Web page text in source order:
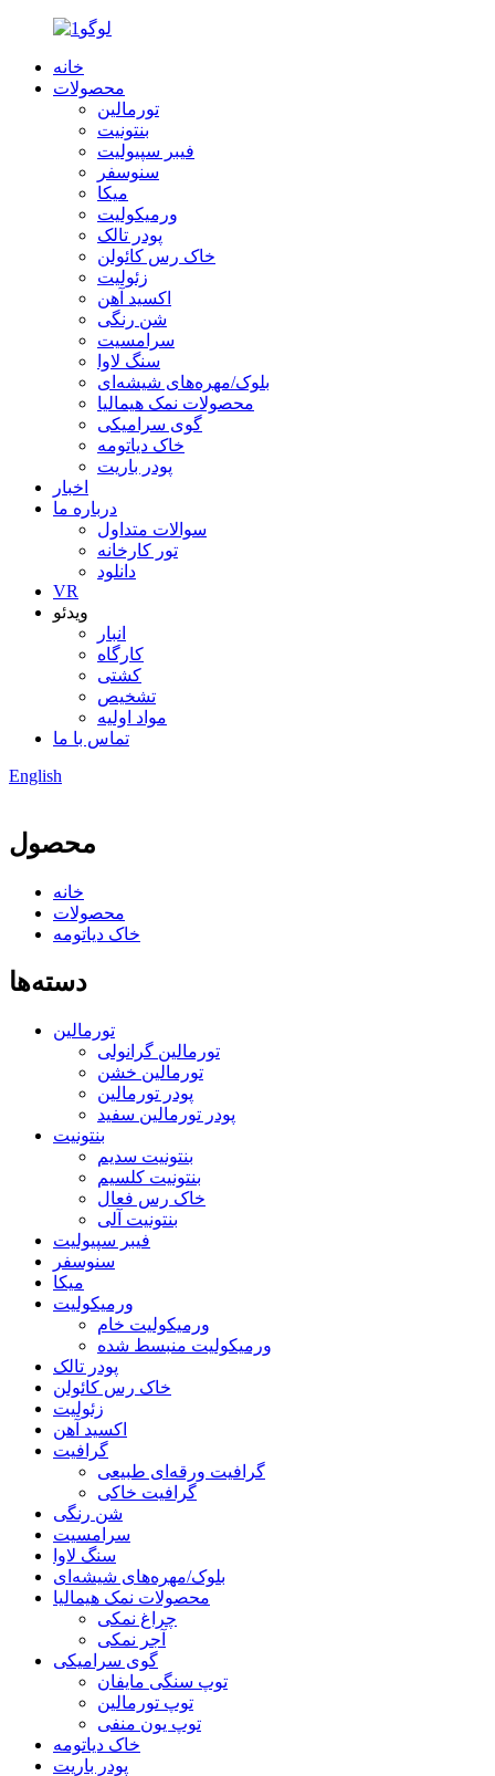
خانه
محصولات
تورمالین
بنتونیت
فیبر سپیولیت
سنوسفر
میکا
ورمیکولیت
پودر تالک
خاک رس کائولن
زئولیت
اکسید آهن
شن رنگی
سرامسیت
سنگ لاوا
بلوک/مهره‌های شیشه‌ای
محصولات نمک هیمالیا
گوی سرامیکی
خاک دیاتومه
پودر باریت
اخبار
درباره ما
سوالات متداول
تور کارخانه
دانلود
VR
ویدئو
انبار
کارگاه
کشتی
تشخیص
مواد اولیه
تماس با ما
English
محصول
خانه
محصولات
خاک دیاتومه
دسته‌ها
تورمالین
تورمالین گرانولی
تورمالین خشن
پودر تورمالین
پودر تورمالین سفید
بنتونیت
بنتونیت سدیم
بنتونیت کلسیم
خاک رس فعال
بنتونیت آلی
فیبر سپیولیت
سنوسفر
میکا
ورمیکولیت
ورمیکولیت خام
ورمیکولیت منبسط شده
پودر تالک
خاک رس کائولن
زئولیت
اکسید آهن
گرافیت
گرافیت ورقه‌ای طبیعی
گرافیت خاکی
شن رنگی
سرامسیت
سنگ لاوا
بلوک/مهره‌های شیشه‌ای
محصولات نمک هیمالیا
چراغ نمکی
آجر نمکی
گوی سرامیکی
توپ سنگی مایفان
توپ تورمالین
توپ یون منفی
خاک دیاتومه
پودر باریت